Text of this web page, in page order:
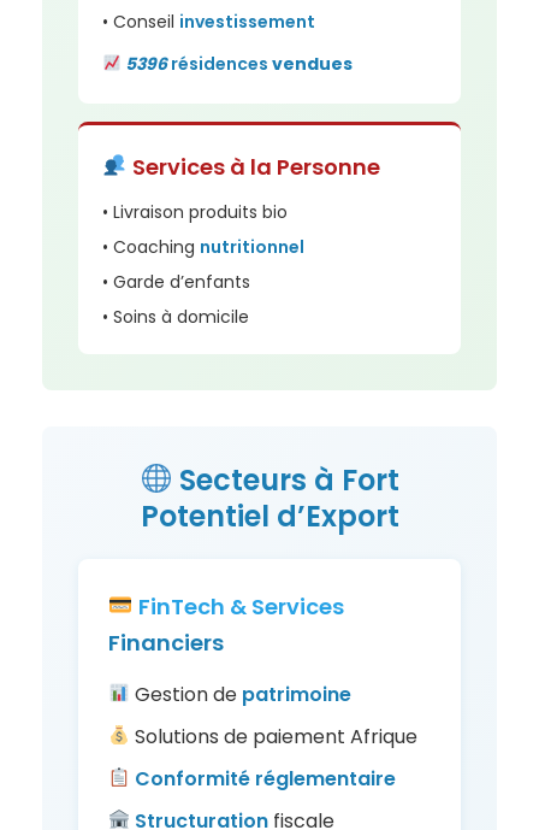
• Conseil investissement
5396 résidences vendues
Services à la Personne
• Livraison produits bio
• Coaching nutritionnel
• Garde d’enfants
• Soins à domicile
Secteurs à Fort
Potentiel d’Export
FinTech & Services
Financiers
Gestion de patrimoine
Solutions de paiement Afrique
Conformité réglementaire
Structuration fiscale